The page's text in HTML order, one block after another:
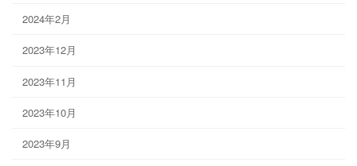
2024年2月
2023年12月
2023年11月
2023年10月
2023年9月